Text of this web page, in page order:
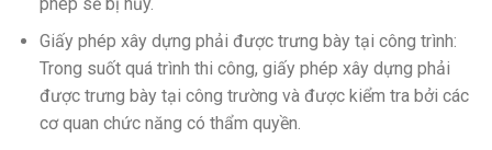
Giấy phép xây dựng phải được trưng bày tại công trình:
Trong suốt quá trình thi công, giấy phép xây dựng phải
được trưng bày tại công trường và được kiểm tra bởi các
cơ quan chức năng có thẩm quyền.